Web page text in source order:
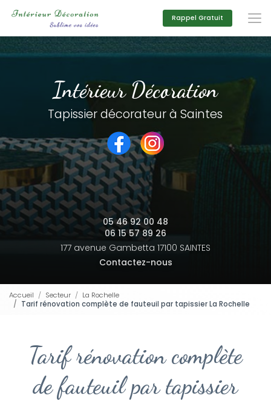
principal
Rappel Gratuit
Intérieur Décoration
Tapissier décorateur à Saintes
05 46 92 00 48
06 15 57 89 26
177 avenue Gambetta 17100 SAINTES
Contactez-nous
Accueil Secteur
La Rochelle
Tarif rénovation complète de fauteuil par tapissier La Rochelle
Tarif rénovation complète
de fauteuil par tapissier